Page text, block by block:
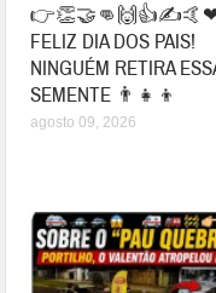
FELIZ DIA DOS PAIS!
NINGUÉM RETIRA
SEMENTE 👨‍👧‍👦
agosto 09, 2026